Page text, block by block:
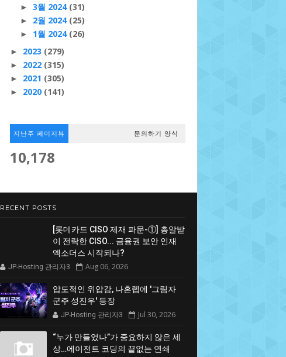
► 3월 2024 (31)
► 2월 2024 (25)
► 1월 2024 (26)
► 2023 (279)
► 2022 (315)
► 2021 (305)
► 2020 (141)
지난주 페이지뷰 문의하기 양식
10,178
RECENT POSTS
[롯데카드 CISO 제재 파문-①] 총알받
이 전락한 CISO... 금융권 보안 인재
엑소더스 시작되나?
JP-Hosting 관리자3 Aug 06, 2026
압도적인 위압감, 나혼렙에 '그림자
군주 성진우' 등장
JP-Hosting 관리자3 Jul 30, 2026
“누가 만들었나”가 중요하지 않은 세
상…에이전트 코딩의 끝없는 연쇄